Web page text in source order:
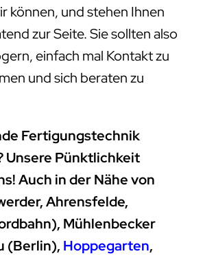
können, und stehen Ihnen
zur Seite. Sie sollten also
einfach mal Kontakt zu
und sich beraten zu
Fertigungstechnik
Unsere Pünktlichkeit
Auch in der Nähe von
Ahrensfelde,
Mühlenbecker
(Berlin), Hoppegarten,